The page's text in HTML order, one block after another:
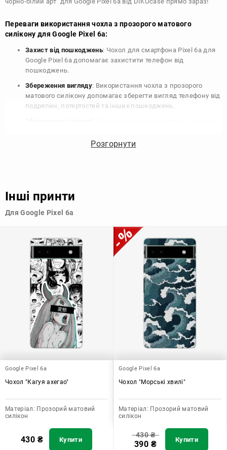
Переваги використання чохла з прозорого матового
силікону для Google Pixel 6a:
Захист від пошкоджень: Чохол для смартфона Pixel 6a для
Google Pixel 6a допомагає захистити телефон від
пошкоджень.
Збереження вигляду: Використання чохла з прозорого
матового силікону допомагає зберегти вигляд телефону від
подряпин, потертостей та інших пошкоджень.
телефону, що особливо важливо для людей, які планують
особистому смаку.
Узагалі, чохол для телефону - це дуже корисний аксесуар, який
Розгорнути
Інші принти
Для Google Pixel 6a
Google Pixel 6a
Чохол "Кагуя ахегао"
Матеріал: Прозорий матовий
силікон
430 ₴ Купити
Google Pixel 6a
Чохол "Морські хвилі"
Матеріал: Прозорий матовий
силікон
430₴
390 ₴ Купити